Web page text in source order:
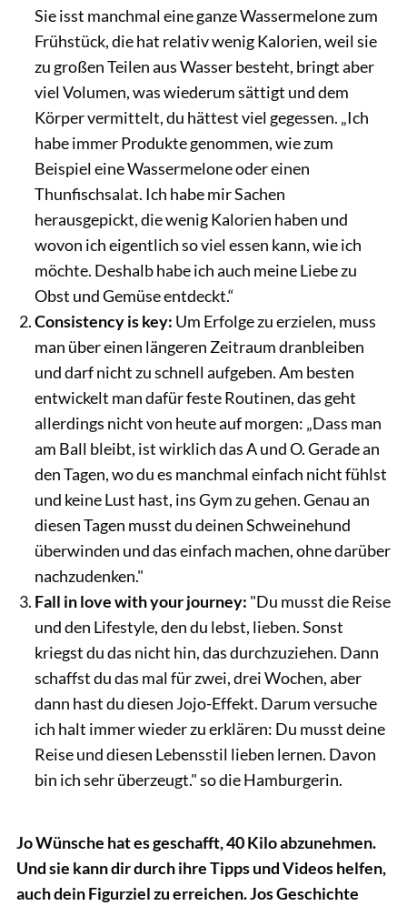
Sie isst manchmal eine ganze Wassermelone zum
Frühstück, die hat relativ wenig Kalorien, weil sie
zu großen Teilen aus Wasser besteht, bringt aber
viel Volumen, was wiederum sättigt und dem
Körper vermittelt, du hättest viel gegessen. „Ich
habe immer Produkte genommen, wie zum
Beispiel eine Wassermelone oder einen
Thunfischsalat. Ich habe mir Sachen
herausgepickt, die wenig Kalorien haben und
wovon ich eigentlich so viel essen kann, wie ich
möchte. Deshalb habe ich auch meine Liebe zu
Obst und Gemüse entdeckt.“
Consistency is key: Um Erfolge zu erzielen, muss
man über einen längeren Zeitraum dranbleiben
und darf nicht zu schnell aufgeben. Am besten
entwickelt man dafür feste Routinen, das geht
allerdings nicht von heute auf morgen: „Dass man
am Ball bleibt, ist wirklich das A und O. Gerade an
den Tagen, wo du es manchmal einfach nicht fühlst
und keine Lust hast, ins Gym zu gehen. Genau an
diesen Tagen musst du deinen Schweinehund
überwinden und das einfach machen, ohne darüber
nachzudenken."
Fall in love with your journey: "Du musst die Reise
und den Lifestyle, den du lebst, lieben. Sonst
kriegst du das nicht hin, das durchzuziehen. Dann
schaffst du das mal für zwei, drei Wochen, aber
dann hast du diesen Jojo-Effekt. Darum versuche
ich halt immer wieder zu erklären: Du musst deine
Reise und diesen Lebensstil lieben lernen. Davon
bin ich sehr überzeugt." so die Hamburgerin.
Jo Wünsche hat es geschafft, 40 Kilo abzunehmen.
Und sie kann dir durch ihre Tipps und Videos helfen,
auch dein Figurziel zu erreichen. Jos Geschichte